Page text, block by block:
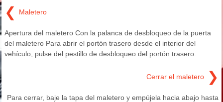
❮ Maletero
Apertura del maletero Con la palanca de desbloqueo de la puerta
del maletero Para abrir el portón trasero desde el interior del
vehículo, pulse del pestillo de desbloqueo del portón trasero.
Cerrar el maletero ❯
Para cerrar, baje la tapa del maletero y empújela hacia abajo hasta